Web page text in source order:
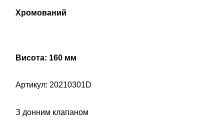
Хромований
Висота: 160 мм
Артикул: 20210301D
З донним клапаном